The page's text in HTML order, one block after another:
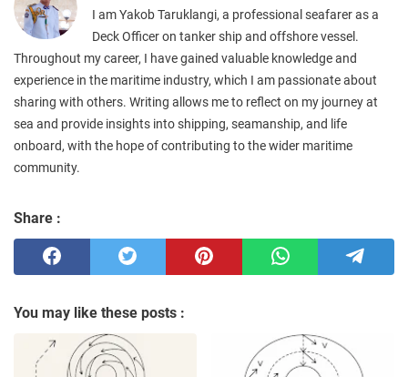
I am Yakob Taruklangi, a professional seafarer as a
Deck Officer on tanker ship and offshore vessel.
Throughout my career, I have gained valuable knowledge and
experience in the maritime industry, which I am passionate about
sharing with others. Writing allows me to reflect on my journey at
sea and provide insights into shipping, seamanship, and life
onboard, with the hope of contributing to the wider maritime
community.
Share :
You may like these posts :